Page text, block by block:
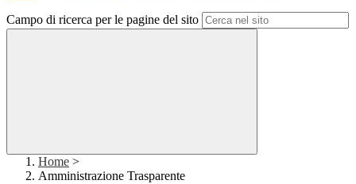
Campo di ricerca per le pagine del sito
Home >
Amministrazione Trasparente